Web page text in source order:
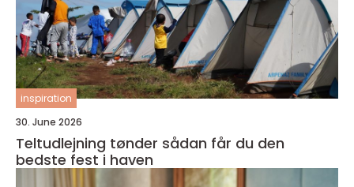
inspiration
30. June 2026
Teltudlejning tønder sådan får du den
bedste fest i haven